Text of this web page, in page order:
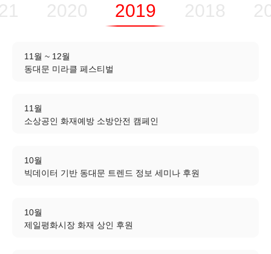
2019
11월 ~ 12월
동대문 미라클 페스티벌
11월
소상공인 화재예방 소방안전 캠페인
10월
빅데이터 기반 동대문 트렌드 정보 세미나 후원
10월
제일평화시장 화재 상인 후원